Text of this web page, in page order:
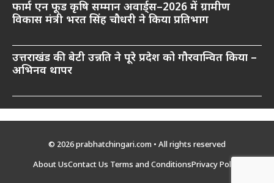
फार्म एन फूड कृषि सम्मान अवार्ड्स–2026 में ग्रामीण
विकास मंत्री भरत सिंह चौधरी ने किया प्रतिभाग
उत्तराखंड की बेटी उन्नति ने पूरे प्रदेश को गौरवान्वित किया –
अभिनव थापर
© 2026 prabhatchingari.com • All rights reserved
About UsContact Us Terms and ConditionsPrivacy Policy